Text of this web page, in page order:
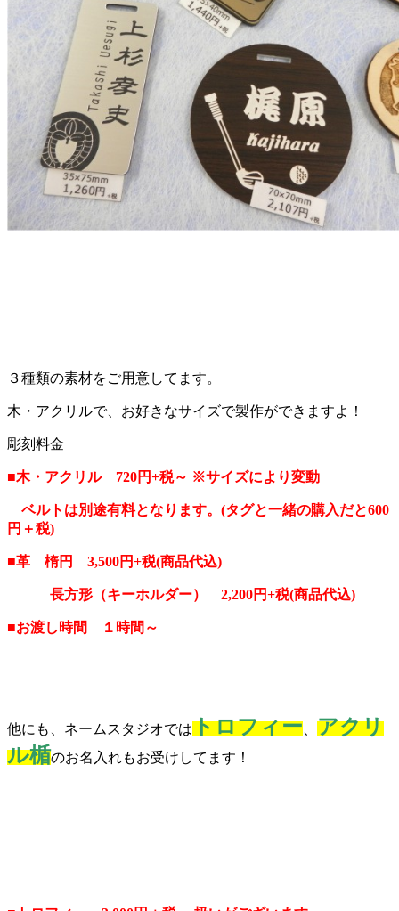
３種類の素材をご用意してます。
木・アクリルで、お好きなサイズで製作ができますよ！
彫刻料金
■木・アクリル 720円+税～ ※サイズにより変動
ベルトは別途有料となります。(タグと一緒の購入だと600
円＋税)
■革 楕円 3,500円+税(商品代込)
長方形（キーホルダー） 2,200円+税(商品代込)
■お渡し時間 １時間～
他にも、ネームスタジオではトロフィー
アクリ
ル楯のお名入れもお受けしてます！